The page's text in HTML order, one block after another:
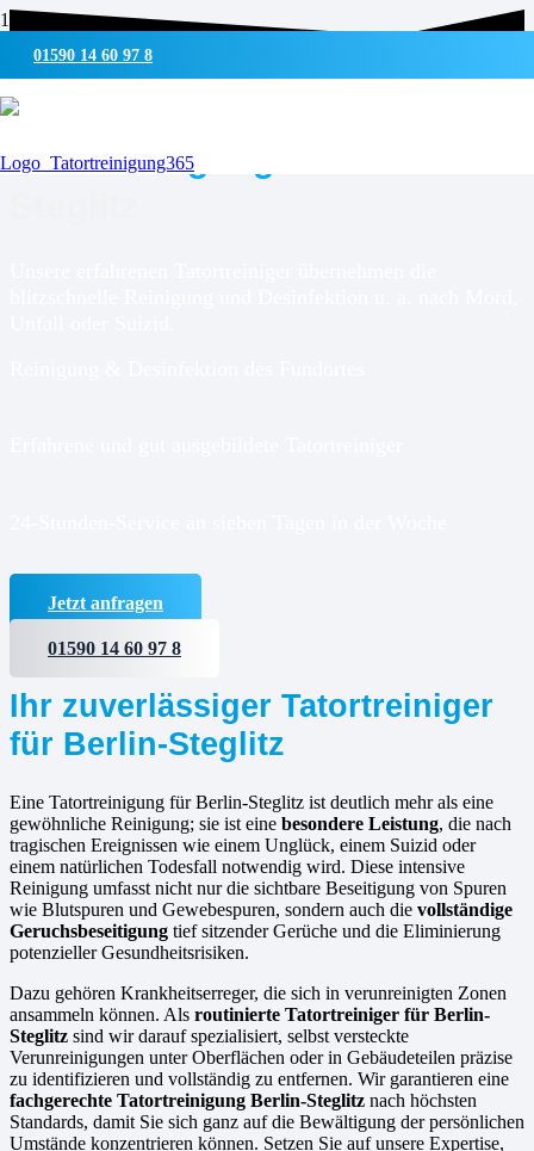
01590 14 60 97 8
UMWELTSCHONENDE REINIGUNG & DESINFEKTION
Tatortreinigung für
Jetzt anfragen
01590 14 60 97 8
Ihr zuverlässiger Tatortreiniger
für Berlin-Steglitz
Eine Tatortreinigung für Berlin-Steglitz ist deutlich mehr als eine
gewöhnliche Reinigung; sie ist eine besondere Leistung, die nach
tragischen Ereignissen wie einem Unglück, einem Suizid oder
einem natürlichen Todesfall notwendig wird. Diese intensive
Reinigung umfasst nicht nur die sichtbare Beseitigung von Spuren
wie Blutspuren und Gewebespuren, sondern auch die vollständige
Geruchsbeseitigung tief sitzender Gerüche und die Eliminierung
potenzieller Gesundheitsrisiken.
Dazu gehören Krankheitserreger, die sich in verunreinigten Zonen
ansammeln können. Als routinierte Tatortreiniger für Berlin-
Steglitz sind wir darauf spezialisiert, selbst versteckte
Verunreinigungen unter Oberflächen oder in Gebäudeteilen präzise
zu identifizieren und vollständig zu entfernen. Wir garantieren eine
fachgerechte Tatortreinigung Berlin-Steglitz nach höchsten
Standards, damit Sie sich ganz auf die Bewältigung der persönlichen
Umstände konzentrieren können. Setzen Sie auf unsere Expertise,